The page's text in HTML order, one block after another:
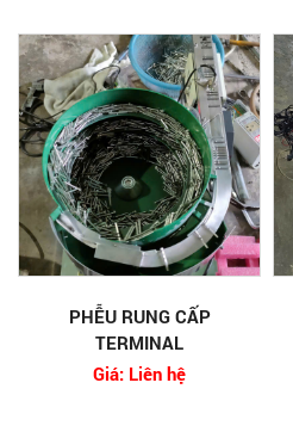
PHỄU RUNG CẤP
TERMINAL
Giá: Liên hệ